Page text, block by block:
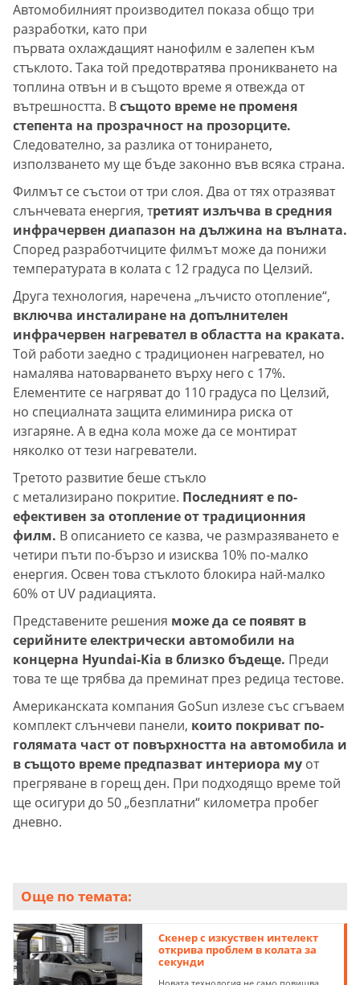
Автомобилният производител показа общо три
разработки, като при
първата охлаждащият нанофилм е залепен към
стъклото. Така той предотвратява проникването на
топлина отвън и в същото време я отвежда от
вътрешността. Всъщото време не променя
степента на прозрачност на прозорците.
Следователно, за разлика от тонирането,
използването му ще бъде законно във всяка страна.
Филмът се състои от три слоя. Два от тях отразяват
слънчевата енергия, третият излъчва в средния
инфрачервен диапазон на дължина на вълната.
Според разработчиците филмът може да понижи
температурата в колата с 12 градуса по Целзий.
Друга технология, наречена „лъчисто отопление“,
включва инсталиране на допълнителен
инфрачервен нагревател в областта на краката.
Той работи заедно с традиционен нагревател, но
намалява натоварването върху него с 17%.
Елементите се нагряват до 110 градуса по Целзий,
но специалната защита елиминира риска от
изгаряне. А в една кола може да се монтират
няколко от тези нагреватели.
Третото развитие беше стъкло
с метализирано покритие. Последният е по-
ефективен за отопление от традиционния
филм. В описанието се казва, че размразяването е
четири пъти по-бързо и изисква 10% по-малко
енергия. Освен това стъклото блокира най-малко
60% от UV радиацията.
Представените решения може да се появят в
серийните електрически автомобили на
концерна Hyundai-Kia в близко бъдеще. Преди
това те ще трябва да преминат през редица тестове.
Американската компания GoSun излезе със сгъваем
комплект слънчеви панели, които покриват по-
голямата част от повърхността на автомобила и
в същото време предпазват интериора му от
прегряване в горещ ден. При подходящо време той
ще осигури до 50 „безплатни“ километра пробег
дневно.
Още по темата:
Скенер с изкуствен интелект
открива проблем в колата за
секунди